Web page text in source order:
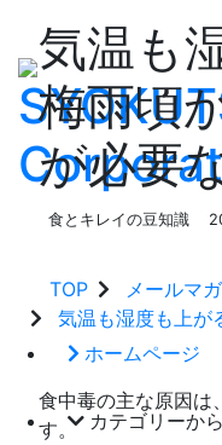
ホームページ
カテゴリーか
気温も
梅雨頃
が必要
食とキレイの豆知識
TOP メールマ
気温も湿度も上が
食中毒の主な原因は
す。